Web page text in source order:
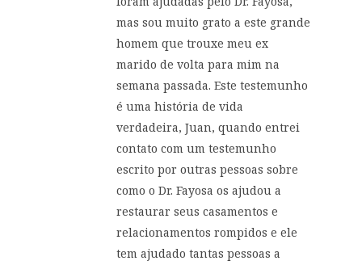
mas sou muito grato a este grande
homem que trouxe meu ex
marido de volta para mim na
semana passada. Este testemunho
é uma história de vida
verdadeira, Juan, quando entrei
contato com um testemunho
escrito por outras pessoas sobre
como o Dr. Fayosa os ajudou a
restaurar seus casamentos e
relacionamentos rompidos e ele
tem ajudado tantas pessoas a